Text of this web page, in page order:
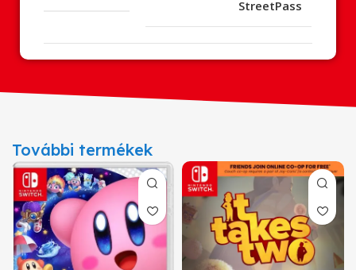
StreetPass
További termékek